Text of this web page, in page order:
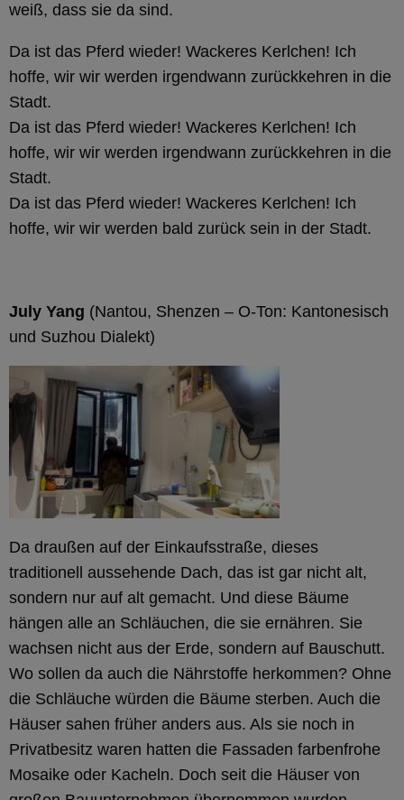
weiß, dass sie da sind.
Da ist das Pferd wieder! Wackeres Kerlchen! Ich
hoffe, wir wir werden irgendwann zurückkehren in die
Stadt.
Da ist das Pferd wieder! Wackeres Kerlchen! Ich
hoffe, wir wir werden irgendwann zurückkehren in die
Stadt.
Da ist das Pferd wieder! Wackeres Kerlchen! Ich
hoffe, wir wir werden bald zurück sein in der Stadt.
July Yang (Nantou, Shenzen – O-Ton: Kantonesisch
und Suzhou Dialekt)
Da draußen auf der Einkaufsstraße, dieses
traditionell aussehende Dach, das ist gar nicht alt,
sondern nur auf alt gemacht. Und diese Bäume
hängen alle an Schläuchen, die sie ernähren. Sie
wachsen nicht aus der Erde, sondern auf Bauschutt.
Wo sollen da auch die Nährstoffe herkommen? Ohne
die Schläuche würden die Bäume sterben. Auch die
Häuser sahen früher anders aus. Als sie noch in
Privatbesitz waren hatten die Fassaden farbenfrohe
Mosaike oder Kacheln. Doch seit die Häuser von